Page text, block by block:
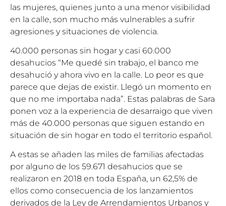
las mujeres, quienes junto a una menor visibilidad
en la calle, son mucho más vulnerables a sufrir
agresiones y situaciones de violencia.
40.000 personas sin hogar y casi 60.000
desahucios “Me quedé sin trabajo, el banco me
desahució y ahora vivo en la calle. Lo peor es que
parece que dejas de existir. Llegó un momento en
que no me importaba nada”. Estas palabras de Sara
ponen voz a la experiencia de desarraigo que viven
más de 40.000 personas que siguen estando en
situación de sin hogar en todo el territorio español.
A estas se añaden las miles de familias afectadas
por alguno de los 59.671 desahucios que se
realizaron en 2018 en toda España, un 62,5% de
ellos como consecuencia de los lanzamientos
derivados de la Ley de Arrendamientos Urbanos y